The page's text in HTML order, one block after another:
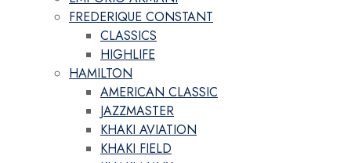
FREDERIQUE CONSTANT
CLASSICS
HIGHLIFE
HAMILTON
AMERICAN CLASSIC
JAZZMASTER
KHAKI AVIATION
KHAKI FIELD